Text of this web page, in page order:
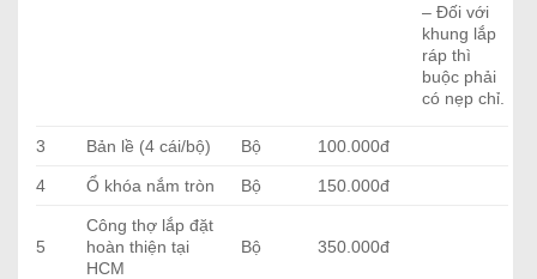
– Đối với
khung lắp
ráp thì
buộc phải
có nẹp chỉ.
3 Bản lề (4 cái/bộ) Bộ 100.000đ
4 Ổ khóa nắm tròn Bộ 150.000đ
5
Công thợ lắp đặt
hoàn thiện tại
HCM
Bộ 350.000đ